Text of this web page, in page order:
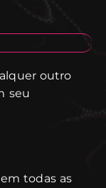
outro
seu
todas as